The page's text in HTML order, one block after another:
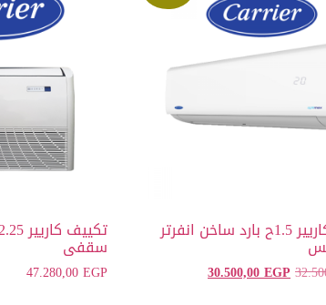
تكييف كاريير 1.5ح بارد ساخن انفرتر
30.500,00EGP
سقفى
47.280,00EGP